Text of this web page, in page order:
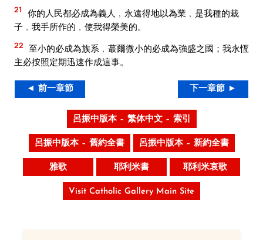
21
你的人民都必成為義人﹐永遠得地以為業﹐是我種的栽
子﹐我手所作的﹐使我得榮美的。
22 至小的必成為族系﹐蕞爾微小的必成為強盛之國；我永恆
主必按照定期迅速作成這事。
◄ 前一章節 下一章節 ►
呂振中版本 – 繁体中文 – 索引
呂振中版本 – 舊約全書 呂振中版本 – 新約全書
雅歌 耶利米書 耶利米哀歌
Visit Catholic Gallery Main Site